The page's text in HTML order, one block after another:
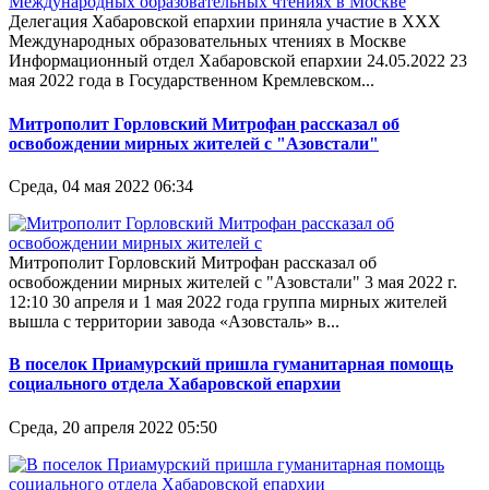
Делегация Хабаровской епархии приняла участие в XXХ
Международных образовательных чтениях в Москве
Информационный отдел Хабаровской епархии 24.05.2022 23
мая 2022 года в Государственном Кремлевском...
Митрополит Горловский Митрофан рассказал об
освобождении мирных жителей с "Азовстали"
Среда, 04 мая 2022 06:34
Митрополит Горловский Митрофан рассказал об
освобождении мирных жителей с "Азовстали" 3 мая 2022 г.
12:10 30 апреля и 1 мая 2022 года группа мирных жителей
вышла с территории завода «Азовсталь» в...
В поселок Приамурский пришла гуманитарная помощь
социального отдела Хабаровской епархии
Среда, 20 апреля 2022 05:50